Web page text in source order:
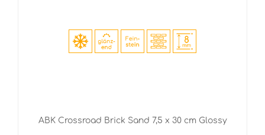
ABK Crossroad Brick Sand 7,5 x 30 cm Glossy